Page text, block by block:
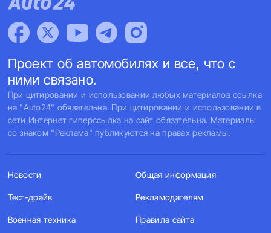
Проект об автомобилях и все, что с
ними связано.
При цитировании и использовании любых материалов ссылка
на "Auto24" обязательна. При цитировании и использовании в
сети Интернет гиперссылка на сайт обязательна. Материалы
со знаком "Реклама" публикуются на правах рекламы.
Новости
Тест-драйв
Военная техника
Общая информация
Рекламодателям
Правила сайта